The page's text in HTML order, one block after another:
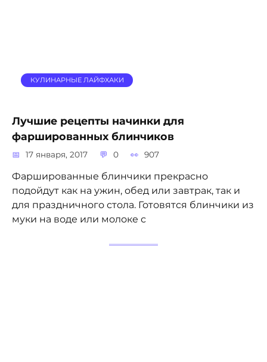
КУЛИНАРНЫЕ ЛАЙФХАКИ
Лучшие рецепты начинки для
фаршированных блинчиков
17 января, 2017 0 907
Фаршированные блинчики прекрасно
подойдут как на ужин, обед или завтрак, так и
для праздничного стола. Готовятся блинчики из
муки на воде или молоке с